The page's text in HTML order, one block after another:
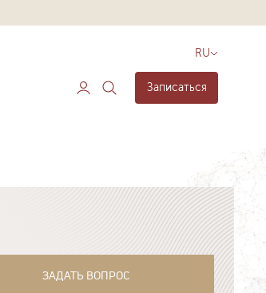
RU
Записаться
ЗАДАТЬ ВОПРОС